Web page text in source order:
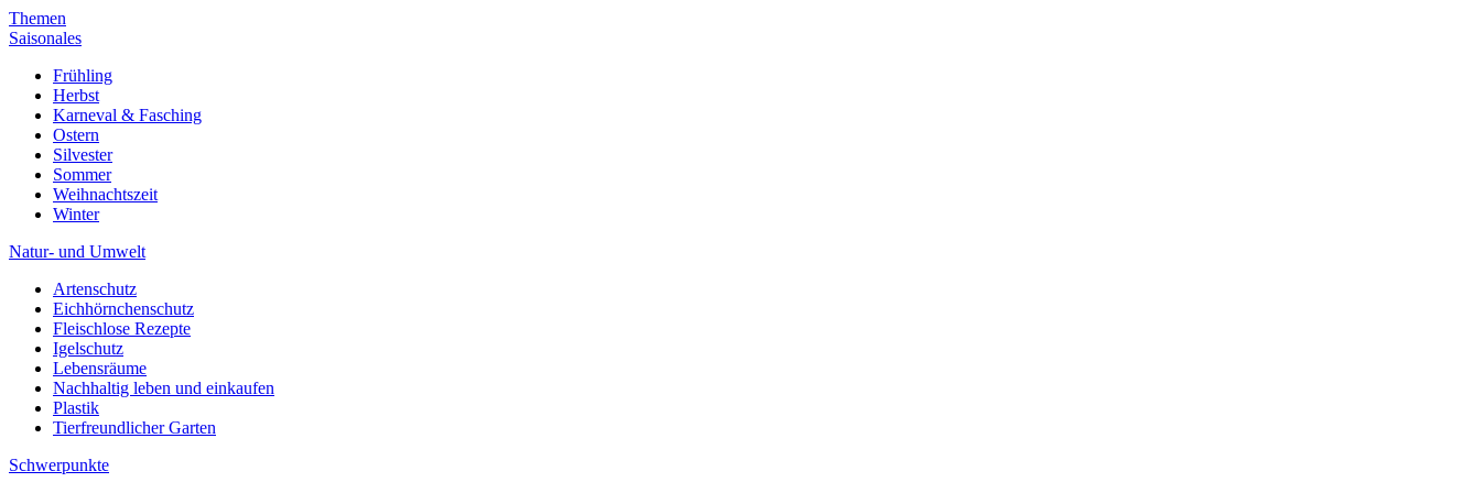
Themen
Saisonales
Frühling
Herbst
Karneval & Fasching
Ostern
Silvester
Sommer
Weihnachtszeit
Winter
Natur- und Umwelt
Artenschutz
Eichhörnchenschutz
Fleischlose Rezepte
Igelschutz
Lebensräume
Nachhaltig leben und einkaufen
Plastik
Tierfreundlicher Garten
Schwerpunkte